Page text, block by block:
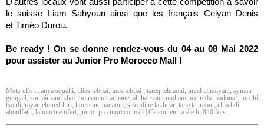
le suisse Liam Sahyoun ainsi que les français Celyan Denis
et Timéo Durou.
Be ready ! On se donne rendez-vous du 04 au 08 Mai 2022
pour assister au Junior Pro Morocco Mall !
Mots clés : ranya squalli; lilias tebbai; ines tebbai ; tareq tehraoui imad elmalyani; ayman
gougali; soulaimane khaf; bousaoudi adnane; ali hansani; mohammed reda madouar; medhi
tsouli; rayan elouedrhiri; houssine badaoui; sifeddine lakhdar; taha tehraoui; elmehdi
aboulfath; lahoucine tifert; junior pro morcco mall | Ce contenu a été lu 840 fois.